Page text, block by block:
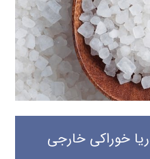
خوراکی خارجی